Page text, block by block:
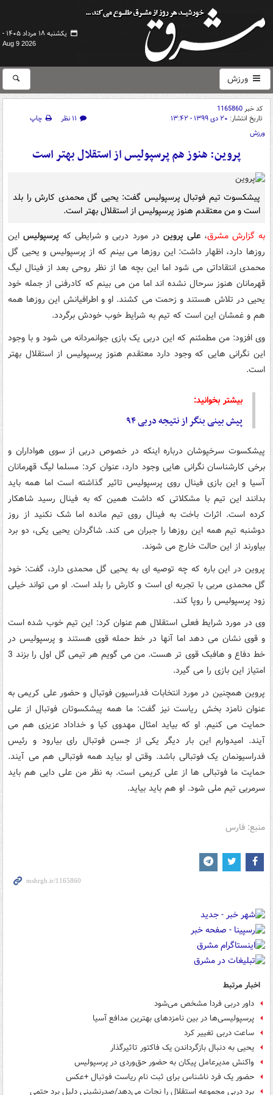
یکشنبه ۱۸ مرداد ۱۴۰۵ -
Aug 9 2026
ورزش
کد خبر1165860
تاریخ انتشار: ۲۰ دی ۱۳۹۹ - ۱۳:۴۲ ۱۱ نظر
چاپ
ورزش
پروین: هنوز هم پرسپولیس از استقلال بهتر است
پیشکسوت تیم فوتبال پرسپولیس گفت: یحیی گل محمدی کارش را بلد
است و من معتقدم هنوز پرسپولیس از استقلال بهتر است.
به گزارش مشرق،علی پروین در مورد دربی و شرایطی که پرسپولیساین
روزها دارد، اظهار داشت: این روزها می بینم که از پرسپولیس و یحیی گل
محمدی انتقاداتی می شود اما این بچه ها از نظر روحی بعد از فینال لیگ
قهرمانان هنوز سرحال نشده اند اما من می بینم که کادرفنی از جمله خود
یحیی در تلاش هستند و زحمت می کشند. او و اطرافیانش این روزها همه
هم و غمشان این است که تیم به شرایط خوب خودش برگردد.
وی افزود: من مطمئنم که این دربی یک بازی جوانمردانه می شود و با وجود
این نگرانی هایی که وجود دارد معتقدم هنوز پرسپولیس از استقلال بهتر
است.
بیشتر بخوانید:
پیش بینی بنگر از نتیجه دربی ۹۴
پیشکسوت سرخپوشان درباره اینکه در خصوص دربی از سوی هواداران و
برخی کارشناسان نگرانی هایی وجود دارد، عنوان کرد: مسلما لیگ قهرمانان
آسیا و این بازی فینال روی پرسپولیس تاثیر گذاشته است اما همه باید
بدانند این تیم با مشکلاتی که داشت همین که به فینال رسید شاهکار
کرده است. اثرات باخت به فینال روی تیم مانده اما شک نکنید از روز
دوشنبه تیم همه این روزها را جبران می کند. شاگردان یحیی یکی، دو برد
بیاورند از این حالت خارج می شوند.
پروین در این باره که چه توصیه ای به یحیی گل محمدی دارد، گفت: خود
گل محمدی مربی با تجربه ای است و کارش را بلد است. او می تواند خیلی
زود پرسپولیس را روپا کند.
وی در مورد شرایط فعلی استقلال هم عنوان کرد: این تیم خوب شده است
و قوی نشان می دهد اما آنها در خط حمله قوی هستند و پرسپولیس در
خط دفاع و هافبک قوی تر هست. من می گویم هر تیمی گل اول را بزند 3
امتیاز این بازی را می گیرد.
پروین همچنین در مورد انتخابات فدراسیون فوتبال و حضور علی کریمی به
عنوان نامزد بخش ریاست نیز گفت: ما همه پیشکسوتان فوتبال از علی
حمایت می کنیم. او که بیاید امثال مهدوی کیا و خداداد عزیزی هم می
آیند. امیدوارم این بار دیگر یکی از جسن فوتبال رای بیارود و رئیس
فدراسیونمان یک فوتبالی باشد. وقتی او بیاید همه فوتبالی هم می آیند.
حمایت ما فوتبالی ها از علی کریمی است. به نظر من علی دایی هم باید
سرمربی تیم ملی شود. او هم باید بیاید.
منبع: فارس
اخبار مرتبط
داور دربی فردا مشخص می‌شود
پرسپولیسی‌ها در بین نامزدهای بهترین مدافع آسیا
ساعت دربی تغییر کرد
یحیی به دنبال بازگرداندن یک فاکتور تاثیرگذار
واکنش مدیرعامل پیکان به حضور حق‌وردی در پرسپولیس
حضور یک فرد ناشناس برای ثبت نام ریاست فوتبال +عکس
برد دربی مجموعه استقلال را نجات می‌دهد/صدرنشینی دلیل برد حتمی